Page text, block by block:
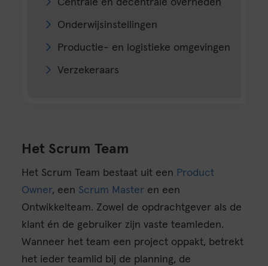
Centrale en decentrale overheden
Onderwijsinstellingen
Productie- en logistieke omgevingen
Verzekeraars
Het Scrum Team
Het Scrum Team bestaat uit een Product
Owner, een Scrum Master en een
Ontwikkelteam. Zowel de opdrachtgever als de
klant én de gebruiker zijn vaste teamleden.
Wanneer het team een project oppakt, betrekt
het ieder teamlid bij de planning, de